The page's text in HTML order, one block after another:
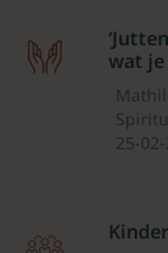
wat je
25-